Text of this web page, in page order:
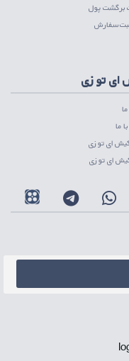
برگشت پول
سفارش
ای تو زی
ما
ای تو زی
ای تو زی